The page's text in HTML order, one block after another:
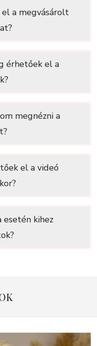
a megvásárolt
érhetőek el a
megnézni a
el a videó
esetén kihez